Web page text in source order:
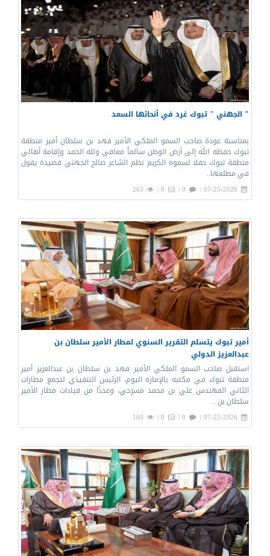
" الجهني " تبوك غرد في أنحائها السعد
بمناسبة عودة صاحب السمو الملكي الأمير فهد بن سلطان أمير منطقة
تبوك حفظه الله إلى أرض الوطن سالماً معافى ولله الحمد وإقامة أهالي
منطقة تبوك حفلا لسموه الكريم نظم الشاعر صالح الجهني قصيدة يقول
في مطلعها..
07-25-2026 |
0 |
0 |
263
أمير تبوك يتسلم التقرير السنوي لمطار الأمير سلطان بن
عبدالعزيز الدولي
استقبل صاحب السمو الملكي الأمير فهد بن سلطان بن عبدالعزيز أمير
منطقة تبوك في مكتبه بالإمارة اليوم، الرئيس التنفيذي لتجمع مطارات
الثاني المهندس علي بن محمد مسرحي، وعددًا من قيادات مطار الأمير
سلطان بن ..
07-22-2026 |
0 |
0 |
160